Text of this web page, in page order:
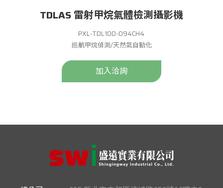
TDLAS 雷射甲烷氣體檢測攝影機
PXL-TDL100-094CH4
巡航甲烷偵測/天然氣自動化
加入洽詢